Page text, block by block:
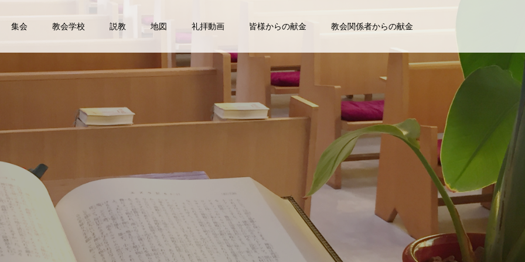
集会 教会学校 説教 地図 礼拝動画 皆様からの献金 教会関係者からの献金